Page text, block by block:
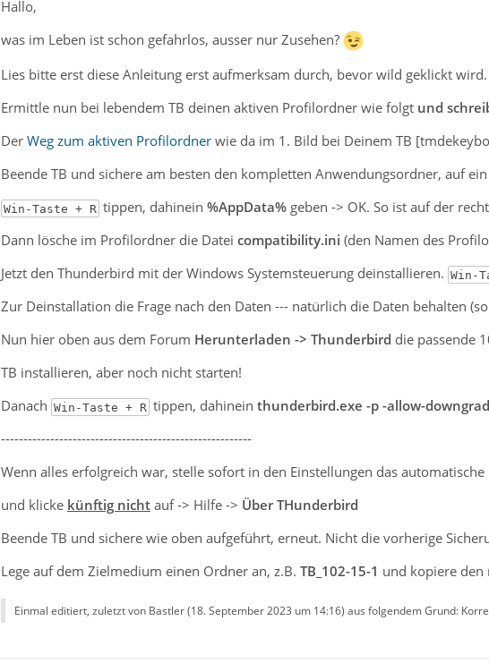
Hallo,
was im Leben ist schon gefahrlos, ausser nur Zusehen?
Lies bitte erst diese Anleitung erst aufmerksam durch, bevor wild geklickt wird.
Ermittle nun bei lebendem TB deinen aktiven Profilordner wie folgt und
Der Weg zum aktiven Profilordnerwie da im 1. Bild bei Deinem TB
Beende TB und sichere am besten den kompletten Anwendungsordner, auf
Win-Taste + R tippen, dahinein %AppData%geben -> OK. So ist auf der
Dann lösche im Profilordner die Datei compatibility.ini (den Namen des
Jetzt den Thunderbird mit der Windows Systemsteuerung deinstallieren. Win-
Zur Deinstallation die Frage nach den Daten --- natürlich die Daten behalten
Nun hier oben aus dem Forum Herunterladen -> Thunderbird die passende
TB installieren, aber noch nicht starten!
Danach Win-Taste + R tippen, dahinein thunderbird.exe -p -allow-
--------------------------------------------------------
Wenn alles erfolgreich war, stelle sofort in den Einstellungen das automatische
und klicke künftig nichtauf -> Hilfe -> Über THunderbird
Beende TB und sichere wie oben aufgeführt, erneut. Nicht die vorherige
Lege auf dem Zielmedium einen Ordner an, z.B. TB_102-15-1 und kopiere den
Einmal editiert, zuletzt von Bastler (18. September 2023 um 14:16) aus folgendem Grund: